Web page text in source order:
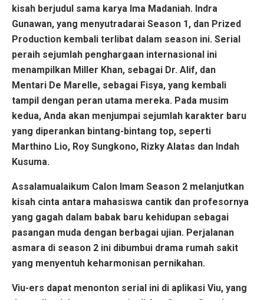
kisah berjudul sama karya Ima Madaniah. Indra
Gunawan, yang menyutradarai Season 1, dan Prized
Production kembali terlibat dalam season ini. Serial
peraih sejumlah penghargaan internasional ini
menampilkan Miller Khan, sebagai Dr. Alif, dan
Mentari De Marelle, sebagai Fisya, yang kembali
tampil dengan peran utama mereka. Pada musim
kedua, Anda akan menjumpai sejumlah karakter baru
yang diperankan bintang-bintang top, seperti
Marthino Lio, Roy Sungkono, Rizky Alatas dan Indah
Kusuma.
Assalamualaikum Calon Imam Season 2 melanjutkan
kisah cinta antara mahasiswa cantik dan profesornya
yang gagah dalam babak baru kehidupan sebagai
pasangan muda dengan berbagai ujian. Perjalanan
asmara di season 2 ini dibumbui drama rumah sakit
yang menyentuh keharmonisan pernikahan.
Viu-ers dapat menonton serial ini di aplikasi Viu, yang